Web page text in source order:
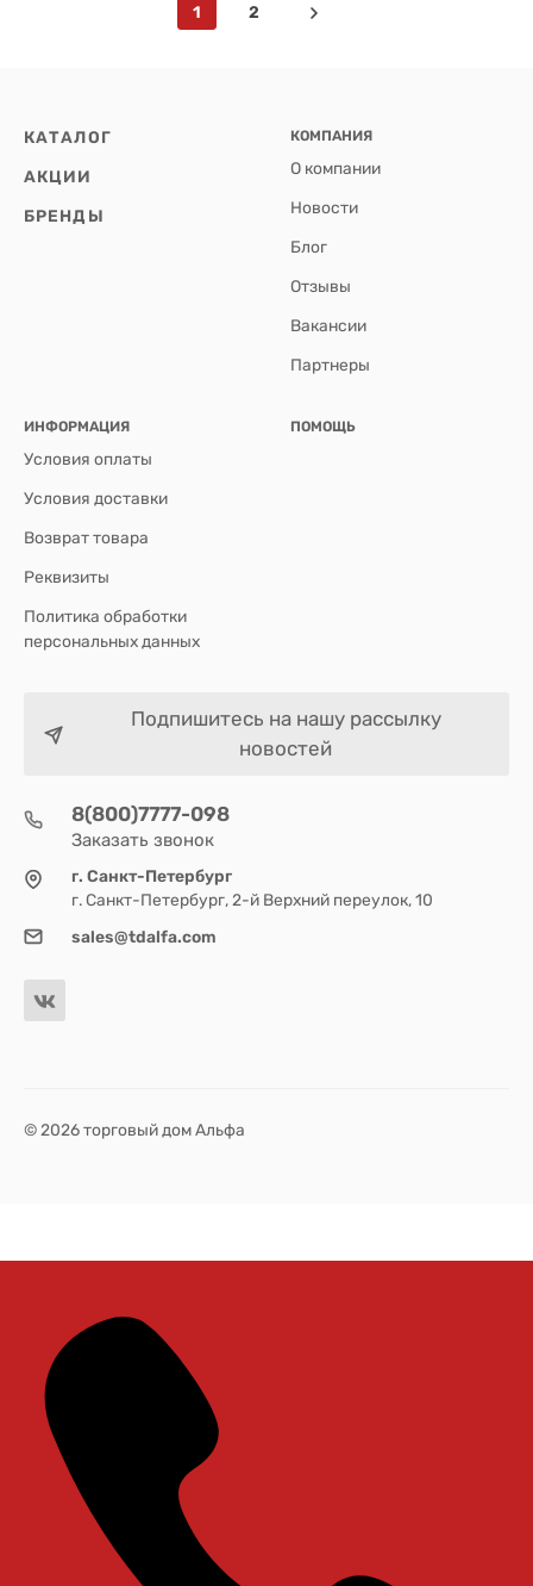
1 2
КАТАЛОГ
АКЦИИ
БРЕНДЫ
КОМПАНИЯ
О компании
Новости
Блог
Отзывы
Вакансии
Партнеры
ИНФОРМАЦИЯ
Условия оплаты
Условия доставки
Возврат товара
Реквизиты
Политика обработки
персональных данных
ПОМОЩЬ
Подпишитесь на нашу рассылку
новостей
8(800)7777-098
Заказать звонок
г. Санкт-Петербург
г. Санкт-Петербург, 2-й Верхний переулок, 10
sales@tdalfa.com
© 2026 торговый дом Альфа